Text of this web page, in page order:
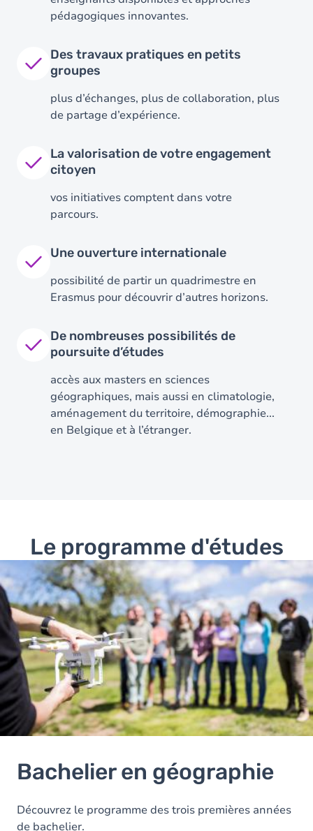
pédagogiques innovantes.
Des travaux pratiques en petits
groupes
plus d’échanges, plus de collaboration, plus
de partage d’expérience.
La valorisation de votre engagement
citoyen
vos initiatives comptent dans votre
parcours.
Une ouverture internationale
possibilité de partir un quadrimestre en
Erasmus pour découvrir d’autres horizons.
De nombreuses possibilités de
poursuite d’études
accès aux masters en sciences
géographiques, mais aussi en climatologie,
aménagement du territoire, démographie...
en Belgique et à l’étranger.
Le programme d'études
Bachelier en géographie
Découvrez le programme des trois premières années
de bachelier.